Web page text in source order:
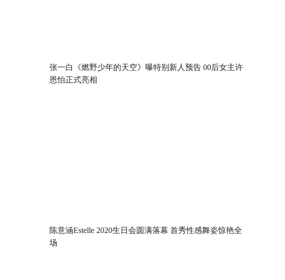
张一白《燃野少年的天空》曝特别新人预告 00后女主许
恩怡正式亮相
陈意涵Estelle 2020生日会圆满落幕 首秀性感舞姿惊艳全
场